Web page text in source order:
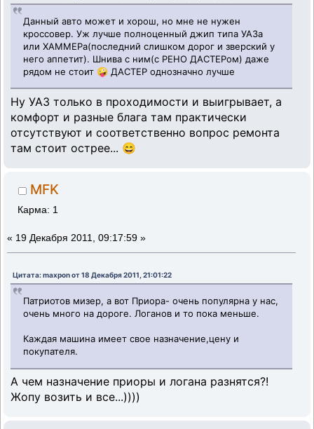
Данный авто может и хорош, но мне не нужен
кроссовер. Уж лучше полноценный джип типа УАЗа
или ХАММЕРа(последний слишком дорог и зверский у
него аппетит). Шнива с ним(с РЕНО ДАСТЕРом) даже
рядом не стоит 🤪 ДАСТЕР однозначно лучше
Ну УАЗ только в проходимости и выигрывает, а
комфорт и разные блага там практически
отсутствуют и соответственно вопрос ремонта
там стоит острее... 😄
MFK
Карма: 1
« 19 Декабря 2011, 09:17:59 »
Цитата: maxpon от 18 Декабря 2011, 21:01:22
Патриотов мизер, а вот Приора- очень популярна у нас,
очень много на дороге. Логанов и то пока меньше.
Каждая машина имеет свое назначение,цену и
покупателя.
А чем назначение приоры и логана разнятся?!
Жопу возить и все...))))